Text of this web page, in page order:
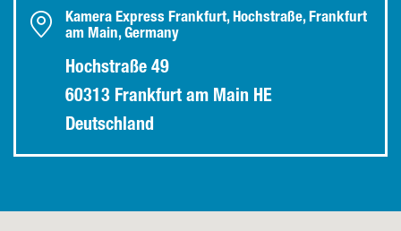
Kamera Express Frankfurt, Hochstraße, Frankfurt
am Main, Germany
Hochstraße 49
60313 Frankfurt am Main HE
Deutschland